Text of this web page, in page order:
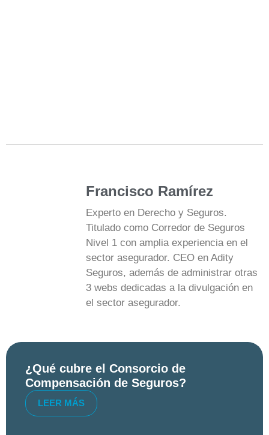
Francisco Ramírez
Experto en Derecho y Seguros.
Titulado como Corredor de Seguros
Nivel 1 con amplia experiencia en el
sector asegurador. CEO en Adity
Seguros, además de administrar otras
3 webs dedicadas a la divulgación en
el sector asegurador.
¿Qué cubre el Consorcio de
Compensación de Seguros?
LEER MÁS